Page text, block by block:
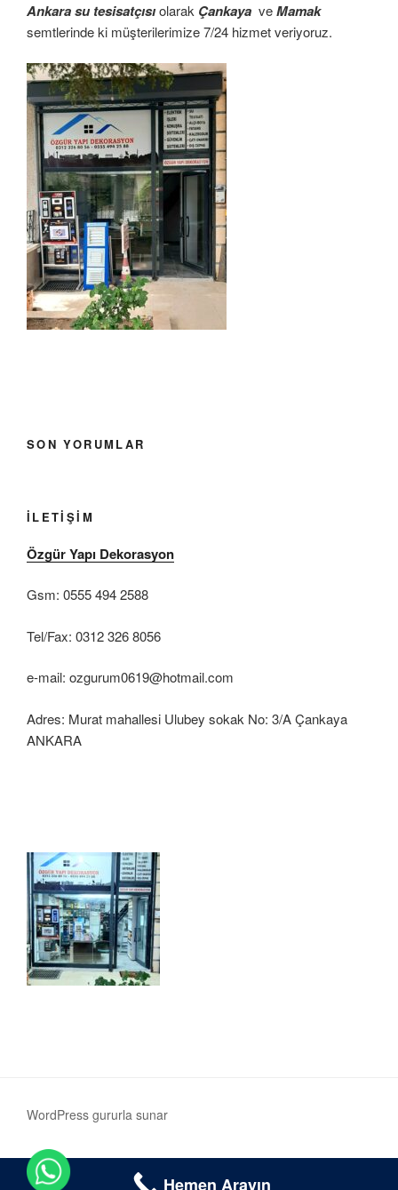
Ankara su tesisatçısıolarak Çankaya veMamak
semtlerinde ki müşterilerimize 7/24 hizmet veriyoruz.
SON YORUMLAR
İLETIŞIM
Özgür Yapı Dekorasyon
Gsm: 0555 494 2588
Tel/Fax: 0312 326 8056
e-mail: ozgurum0619@hotmail.com
Adres: Murat mahallesi Ulubey sokak No: 3/A Çankaya
ANKARA
WordPress gururla sunar
Hemen Arayın